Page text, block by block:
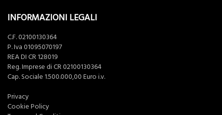
INFORMAZIONI LEGALI
C.F. 02100130364
P. Iva 01095070197
REA DI CR 128019
Reg. Imprese di CR 02100130364
Cap. Sociale 1.500.000,00 Euro i.v.
Privacy
Cookie Policy